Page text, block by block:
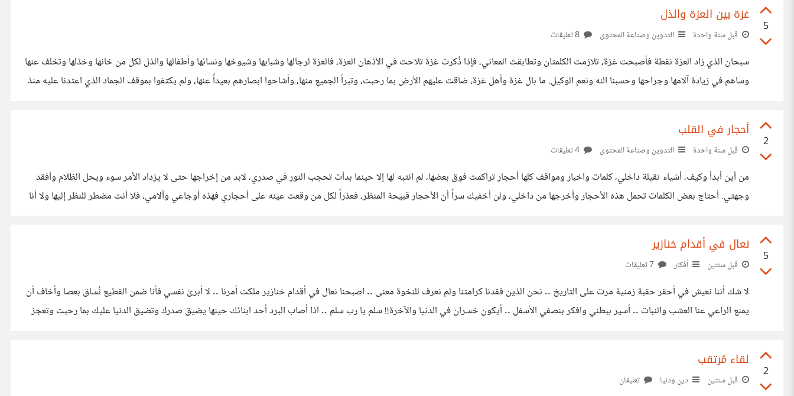
5
غزة بين العزة والذل
قبل سنة واحدة التدوين وصناعة المحتوى
سبحان الذي زاد العزة نقطة فأصبحت غزة، تلازمت الكلمتان وتطابقت المعاني، فإذا ذُكرت غزة تلاحت في الأذهان العزة، فالعزة لرجالها وشبابها وشيوخها ونسائها وأطفالها والذل لكل من خانها وخذلها وتخلف عنها
وساهم في زيادة آلامها وجراحها وحسبنا الله ونعم الوكيل. ما بال غزة وأهل غزة، ضاقت عليهم الأرض بما رحبت، وتبرأ الجميع منها، وأشاحوا ابصارهم بعيداً عنها، ولم يكتفوا بموقف الجماد الذي اعتدنا عليه منذ
2
أحجار في القلب
قبل سنة واحدة التدوين وصناعة المحتوى
من أين أبدأ وكيف، أشياء ثقيلة داخلي، كلمات واخبار ومواقف كلها أحجار تراكمت فوق بعضها، لم انتبه لها إلا حينما بدأت تحجب النور في صدري، لابد من إخراجها حتى لا يزداد الأمر سوء ويحل الظلام وأفقد
وجهتي. أحتاج بعض الكلمات تحمل هذه الأحجار وأخرجها من داخلي، ولن أخفيك سراً أن الأحجار قبيحة المنظر، فعذراً لكل من وقعت عينه على أحجاري فهذه أوجاعي وآلامي، فلا أنت مضطر للنظر إليها ولا أنا
5
نعال في أقدام خنازير
قبل سنتين أفكار
لا شك أننا نعيش في أحقر حقبة زمنية مرت على التاريخ .. نحن الذين فقدنا كرامتنا ولم نعرف للنخوة معنى .. اصبحنا نعال في أقدام خنازير ملكت أمرنا .. لا أبرئ نفسي فأنا ضمن القطيع نُساق بعصا وأخاف أن
يمنع الراعي عنا العشب والنبات .. أسير ببطني وافكر بنصفي الأسفل .. أيكون خسران في الدنيا والآخرة!! سلم يا رب سلم .. اذا أصاب البرد أحد ابنائك حينها يضيق صدرك وتضيق الدنيا عليك بما رحبت وتعجز
2
لقاء مُرتقب
قبل سنتين دين ودنيا تعليقان